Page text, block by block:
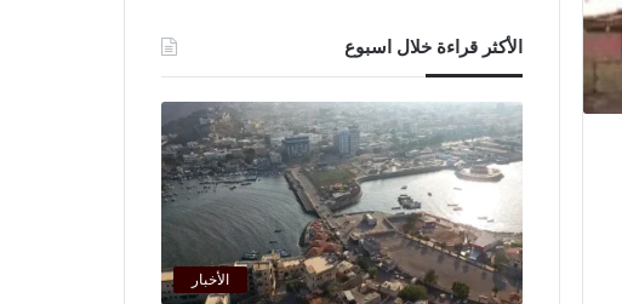
الأكثر قراءة خلال اسبوع
الأخبار